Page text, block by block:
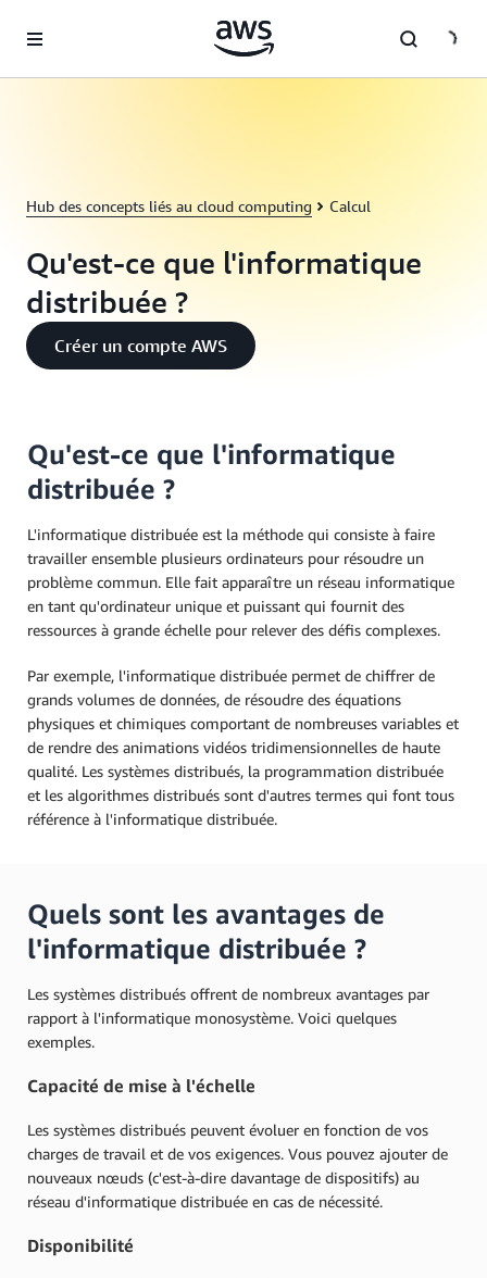
Hub des concepts liés au cloud computing Calcul
Qu'est-ce que l'informatique
distribuée ?
Créer un compte AWS
Qu'est-ce que l'informatique
distribuée ?
L'informatique distribuée est la méthode qui consiste à faire
travailler ensemble plusieurs ordinateurs pour résoudre un
problème commun. Elle fait apparaître un réseau informatique
en tant qu'ordinateur unique et puissant qui fournit des
ressources à grande échelle pour relever des défis complexes.
Par exemple, l'informatique distribuée permet de chiffrer de
grands volumes de données, de résoudre des équations
physiques et chimiques comportant de nombreuses variables et
de rendre des animations vidéos tridimensionnelles de haute
qualité. Les systèmes distribués, la programmation distribuée
et les algorithmes distribués sont d'autres termes qui font tous
référence à l'informatique distribuée.
Quels sont les avantages de
l'informatique distribuée ?
Les systèmes distribués offrent de nombreux avantages par
rapport à l'informatique monosystème. Voici quelques
exemples.
Capacité de mise à l'échelle
Les systèmes distribués peuvent évoluer en fonction de vos
charges de travail et de vos exigences. Vous pouvez ajouter de
nouveaux nœuds (c'est-à-dire davantage de dispositifs) au
réseau d'informatique distribuée en cas de nécessité.
Disponibilité